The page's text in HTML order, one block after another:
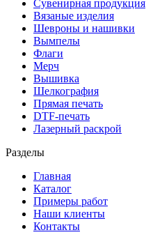
Сувенирная продукция
Вязаные изделия
Шевроны и нашивки
Вымпелы
Флаги
Мерч
Вышивка
Шелкография
Прямая печать
DTF-печать
Лазерный раскрой
Разделы
Главная
Каталог
Примеры работ
Наши клиенты
Контакты